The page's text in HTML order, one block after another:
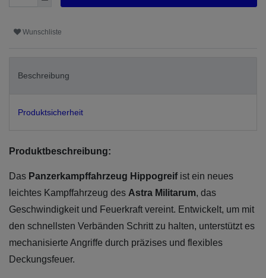
Wunschliste
Beschreibung
Produktsicherheit
Produktbeschreibung:
Das Panzerkampffahrzeug Hippogreifist ein neues
leichtes Kampffahrzeug des Astra Militarum, das
Geschwindigkeit und Feuerkraft vereint. Entwickelt, um mit
den schnellsten Verbänden Schritt zu halten, unterstützt es
mechanisierte Angriffe durch präzises und flexibles
Deckungsfeuer.